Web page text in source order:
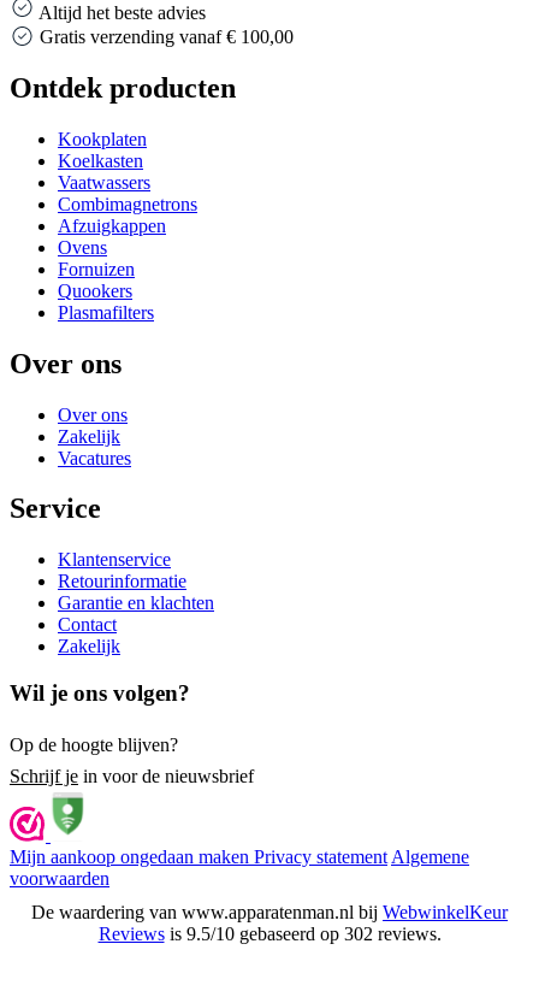
Altijd het beste advies
Altijd het beste advies
Ontdek producten
Kookplaten
Koelkasten
Vaatwassers
Combimagnetrons
Afzuigkappen
Ovens
Fornuizen
Quookers
Plasmafilters
Over ons
Over ons
Zakelijk
Vacatures
Service
Klantenservice
Retourinformatie
Garantie en klachten
Contact
Zakelijk
Wil je ons volgen?
Op de hoogte blijven?
Schrijf je in voor de nieuwsbrief
Mijn aankoop ongedaan maken Privacy statement Algemene
voorwaarden
De waardering van www.apparatenman.nl bij WebwinkelKeur
Reviewsis 9.5/10 gebaseerd op 302 reviews.